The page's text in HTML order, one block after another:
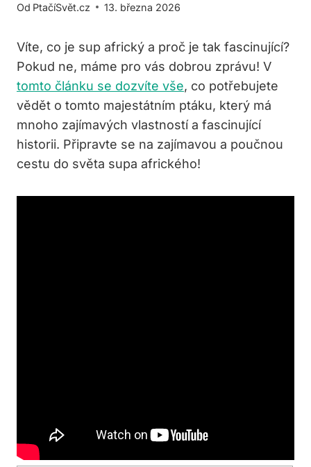
Od PtačíSvět.cz 13. března 2026
Víte, co je sup africký a proč je tak fascinující?
Pokud ne, máme pro vás dobrou zprávu! V
tomto článku se dozvíte vše, co potřebujete
vědět o tomto majestátním ptáku, který má
mnoho zajímavých vlastností a fascinující
historii. Připravte se na zajímavou a poučnou
cestu do světa supa afrického!